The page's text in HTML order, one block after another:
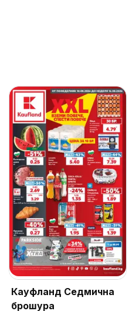
Кауфланд Седмична
брошура